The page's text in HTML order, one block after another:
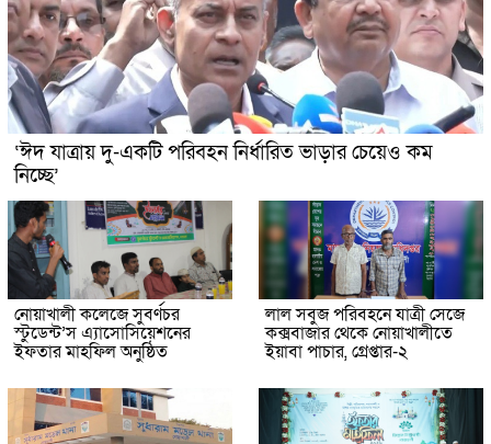
‘ঈদ যাত্রায় দু-একটি পরিবহন নির্ধারিত ভাড়ার চেয়েও কম
নিচ্ছে’
নোয়াখালী কলেজে সুবর্ণচর
স্টুডেন্ট’স এ্যাসোসিয়েশনের
ইফতার মাহফিল অনুষ্ঠিত
লাল সবুজ পরিবহনে যাত্রী সেজে
কক্সবাজার থেকে নোয়াখালীতে
ইয়াবা পাচার, গ্রেপ্তার-২